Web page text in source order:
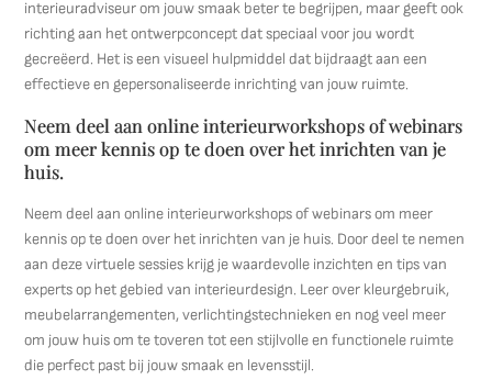
interieuradviseur om jouw smaak beter te begrijpen, maar geeft ook
richting aan het ontwerpconcept dat speciaal voor jou wordt
gecreëerd. Het is een visueel hulpmiddel dat bijdraagt aan een
effectieve en gepersonaliseerde inrichting van jouw ruimte.
Neem deel aan online interieurworkshops of webinars
om meer kennis op te doen over het inrichten van je
huis.
Neem deel aan online interieurworkshops of webinars om meer
kennis op te doen over het inrichten van je huis. Door deel te nemen
aan deze virtuele sessies krijg je waardevolle inzichten en tips van
experts op het gebied van interieurdesign. Leer over kleurgebruik,
meubelarrangementen, verlichtingstechnieken en nog veel meer
om jouw huis om te toveren tot een stijlvolle en functionele ruimte
die perfect past bij jouw smaak en levensstijl.